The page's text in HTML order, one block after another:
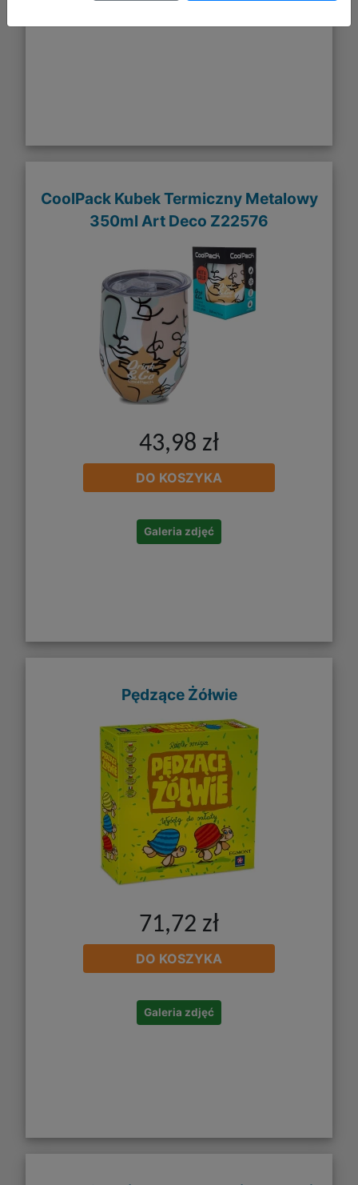
CoolPack Kubek Termiczny Metalowy
350ml Art Deco Z22576
43,98 zł
DO KOSZYKA
Galeria zdjęć
Pędzące Żółwie
71,72 zł
DO KOSZYKA
Galeria zdjęć